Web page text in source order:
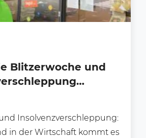
Blitzerwoche und
Insolvenzverschleppung:
in der Wirtschaft kommt es